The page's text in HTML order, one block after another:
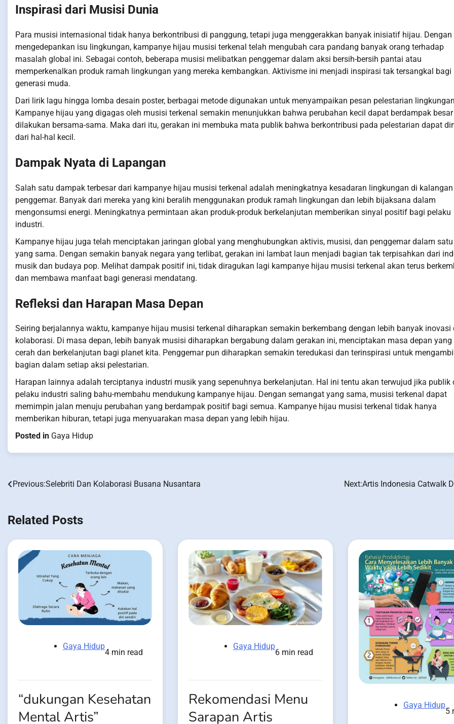
Inspirasi dari Musisi Dunia
Para musisi internasional tidak hanya berkontribusi di panggung, tetapi juga menggerakkan banyak inisiatif hijau. Dengan
mengedepankan isu lingkungan, kampanye hijau musisi terkenal telah mengubah cara pandang banyak orang terhadap
masalah global ini. Sebagai contoh, beberapa musisi melibatkan penggemar dalam aksi bersih-bersih pantai atau
memperkenalkan produk ramah lingkungan yang mereka kembangkan. Aktivisme ini menjadi inspirasi tak tersangkal bagi
generasi muda.
Dari lirik lagu hingga lomba desain poster, berbagai metode digunakan untuk menyampaikan pesan pelestarian
Kampanye hijau yang digagas oleh musisi terkenal semakin menunjukkan bahwa perubahan kecil dapat berdampak
dilakukan bersama-sama. Maka dari itu, gerakan ini membuka mata publik bahwa berkontribusi pada pelestarian dapat
dari hal-hal kecil.
Dampak Nyata di Lapangan
Salah satu dampak terbesar dari kampanye hijau musisi terkenal adalah meningkatnya kesadaran lingkungan di kalangan
penggemar. Banyak dari mereka yang kini beralih menggunakan produk ramah lingkungan dan lebih bijaksana dalam
mengonsumsi energi. Meningkatnya permintaan akan produk-produk berkelanjutan memberikan sinyal positif bagi pelaku
industri.
Kampanye hijau juga telah menciptakan jaringan global yang menghubungkan aktivis, musisi, dan penggemar dalam
yang sama. Dengan semakin banyak negara yang terlibat, gerakan ini lambat laun menjadi bagian tak terpisahkan dari
musik dan budaya pop. Melihat dampak positif ini, tidak diragukan lagi kampanye hijau musisi terkenal akan terus
dan membawa manfaat bagi generasi mendatang.
Refleksi dan Harapan Masa Depan
Seiring berjalannya waktu, kampanye hijau musisi terkenal diharapkan semakin berkembang dengan lebih banyak inovasi
kolaborasi. Di masa depan, lebih banyak musisi diharapkan bergabung dalam gerakan ini, menciptakan masa depan yang
cerah dan berkelanjutan bagi planet kita. Penggemar pun diharapkan semakin teredukasi dan terinspirasi untuk mengambil
bagian dalam setiap aksi pelestarian.
Harapan lainnya adalah terciptanya industri musik yang sepenuhnya berkelanjutan. Hal ini tentu akan terwujud jika publik
pelaku industri saling bahu-membahu mendukung kampanye hijau. Dengan semangat yang sama, musisi terkenal dapat
memimpin jalan menuju perubahan yang berdampak positif bagi semua. Kampanye hijau musisi terkenal tidak hanya
memberikan hiburan, tetapi juga menyuarakan masa depan yang lebih hijau.
Posted in Gaya Hidup
Post
Previous:Selebriti Dan Kolaborasi Busana Nusantara Next:Artis Indonesia Catwalk
Related Posts
Gaya Hidup
4 min read
“dukungan Kesehatan
Mental Artis”
Gaya Hidup
6 min read
Rekomendasi Menu
Sarapan Artis
Gaya Hidup
5